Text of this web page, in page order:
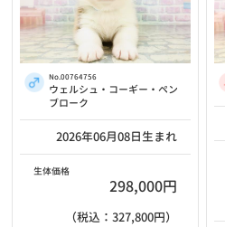
No.00764756
ウェルシュ・コーギー・ペン
ブローク
2026年06月08日生まれ
生体価格
298,000円
（税込：327,800円）